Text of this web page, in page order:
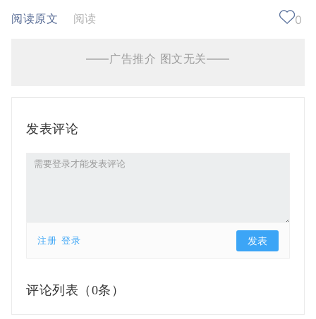
阅读原文
阅读 0
——广告推介 图文无关——
发表评论
注册 登录
评论列表（ 0条）